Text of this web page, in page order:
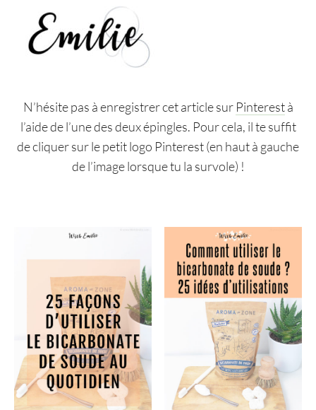
N’hésite pas à enregistrer cet article sur Pinterestà
l’aide de l’une des deux épingles. Pour cela, il te suffit
de cliquer sur le petit logo Pinterest (en haut à gauche
de l’image lorsque tu la survole) !